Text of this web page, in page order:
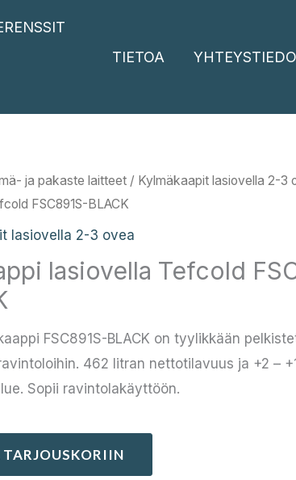
TIETOA
ja pakaste laitteet / Kylmäkaapit lasiovella 2-3
FSC891S-BLACK
lasiovella 2-3 ovea
lasiovella Tefcold
FSC891S-BLACK on tyylikkään
462 litran nettotilavuus ja +2 –
Sopii ravintolakäyttöön.